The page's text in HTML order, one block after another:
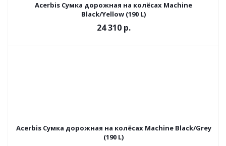
Acerbis Сумка дорожная на колёсах Machine
Black/Yellow (190 L)
24 310р.
Acerbis Сумка дорожная на колёсах Machine Black/Grey
(190 L)